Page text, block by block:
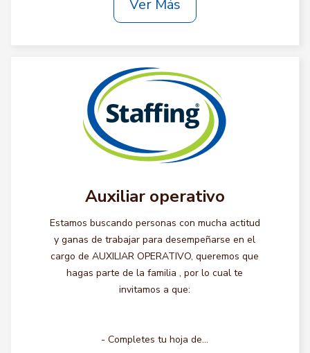
Ver Más
Auxiliar operativo
Estamos buscando personas con mucha actitud
y ganas de trabajar para desempeñarse en el
cargo de AUXILIAR OPERATIVO, queremos que
hagas parte de la familia , por lo cual te
invitamos a que:
- Completes tu hoja de...